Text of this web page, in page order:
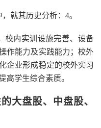
就其历史分析：4。
校内实训设施完善、设备
作能力及实践能力；校外
企业形成稳定的校外实习
高学生综合素质。
大盘股、中盘股、